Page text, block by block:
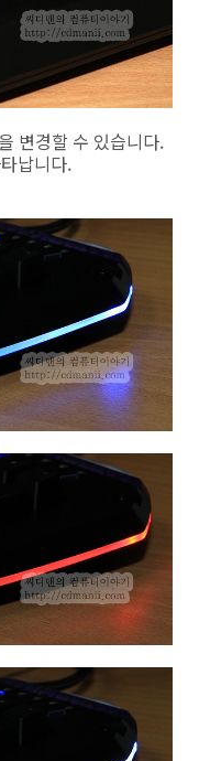
변경할 수 있습니다.
납니다.